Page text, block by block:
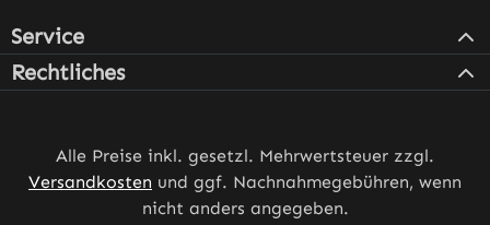
Service
Rechtliches
Alle Preise inkl. gesetzl. Mehrwertsteuer zzgl.
Versandkosten und ggf. Nachnahmegebühren, wenn
nicht anders angegeben.